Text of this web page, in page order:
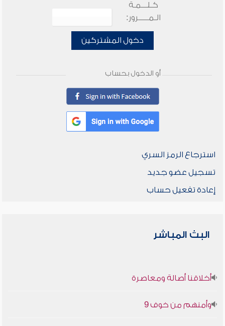
كـلـــمـة
الـمـــــرور:
دخول المشتركين
أو الدخول بحساب
استرجاع الرمز السري
تسجيل عضو جديد
إعادة تفعيل حساب
البث المباشر
أخلاقنا أصالة ومعاصرة
وأمنهم من خوف 9